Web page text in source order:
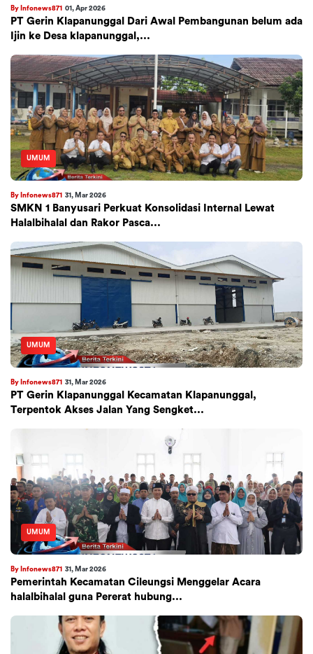
By Infonews871 01, Apr 2026
PT Gerin Klapanunggal Dari Awal Pembangunan belum ada
Ijin ke Desa klapanunggal,...
UMUM
By Infonews871 31, Mar 2026
SMKN 1 Banyusari Perkuat Konsolidasi Internal Lewat
Halalbihalal dan Rakor Pasca...
UMUM
By Infonews871 31, Mar 2026
PT Gerin Klapanunggal Kecamatan Klapanunggal,
Terpentok Akses Jalan Yang Sengket...
UMUM
By Infonews871 31, Mar 2026
Pemerintah Kecamatan Cileungsi Menggelar Acara
halalbihalal guna Pererat hubung...